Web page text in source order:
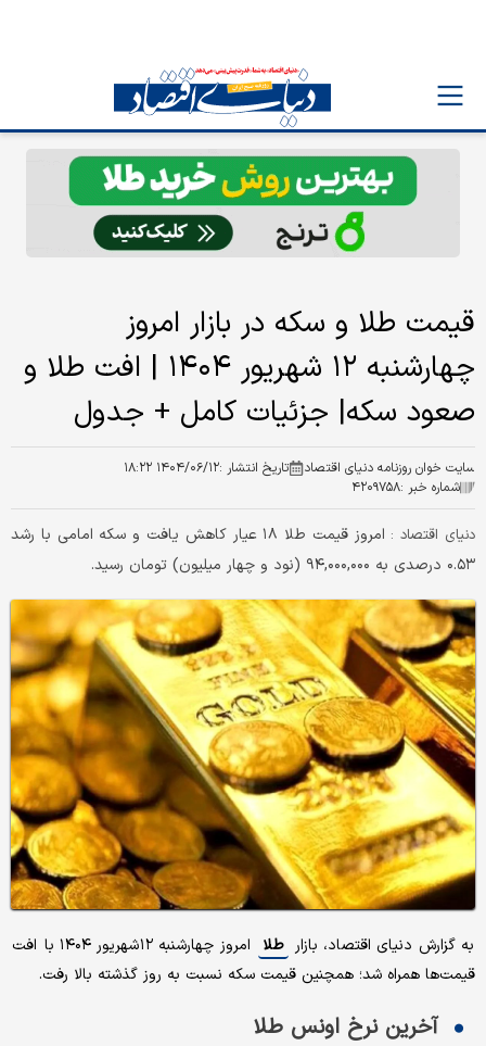
قیمت طلا و سکه در بازار امروز
چهارشنبه ۱۲ شهریور ۱۴۰۴ | افت طلا و
صعود سکه| جزئیات کامل + جدول
سایت خوان روزنامه دنیای اقتصاد تاریخ انتشار :۱۴۰۴/۰۶/۱۲ ۱۸:۲۲
شماره خبر :۴۲۰۹۷۵۸
دنیای اقتصاد :
امروز قیمت طلا ۱۸ عیار کاهش یافت و سکه امامی با رشد
۰.۵۳ درصدی به ۹۴,۰۰۰,۰۰۰ (نود و چهار میلیون) تومان رسید.
به گزارش دنیای اقتصاد، بازار طلا
امروز چهارشنبه ۱۲ شهریور ۱۴۰۴ با افت
قیمت‌ها همراه شد؛ همچنین قیمت سکه نسبت به روز گذشته بالا رفت.
آخرین نرخ اونس طلا